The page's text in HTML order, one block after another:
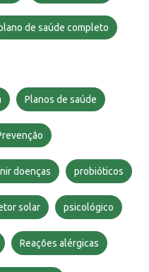
de saúde completo
Planos de saúde
doenças probióticos
solar psicológico
Reações alérgicas